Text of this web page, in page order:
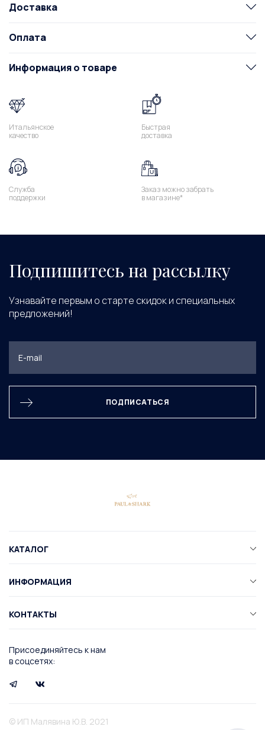
Доставка
Оплата
Информация о товаре
Итальянское
качество
Быстрая
доставка
Служба
поддержки
Заказ можно забрать
в магазине*
Подпишитесь на рассылку
Узнавайте первым о старте скидок и специальных
предложений!
ПОДПИСАТЬСЯ
Присоединяйтесь к нам
в соцсетях:
КАТАЛОГ
ИНФОРМАЦИЯ
КОНТАКТЫ
© ИП Малявина Ю.В. 2021